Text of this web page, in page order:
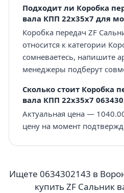
Подходит ли Коробка
вала КПП 22х35х7 для
Коробка передач ZF
относится к категории
сомневаетесь, напишите
менеджеры подберут
Сколько стоит Коробка
вала КПП 22х35х7
Актуальная цена —
цену на момент
Ищете 0634302143 в
купить ZF Сальник